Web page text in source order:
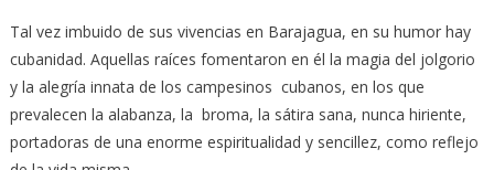
Tal vez imbuido de sus vivencias en Barajagua, en su humor hay
cubanidad. Aquellas raíces fomentaron en él la magia del jolgorio
y la alegría innata de los campesinos cubanos, en los que
prevalecen la alabanza, la broma, la sátira sana, nunca hiriente,
portadoras de una enorme espiritualidad y sencillez, como reflejo